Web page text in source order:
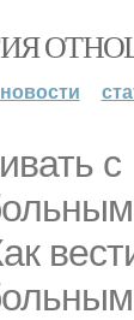
новости
с